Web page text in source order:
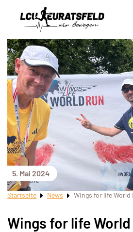
5. Mai 2024
Startseite News Wings for life World
Wings for life World